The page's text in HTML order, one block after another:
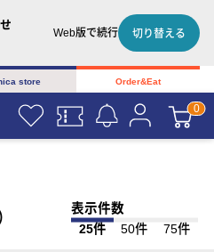
Web版で続行 切り替える
store Order&Eat
表示件数
25件
50件 75件